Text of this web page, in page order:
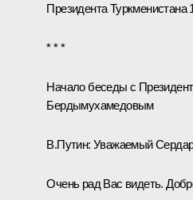
Президента Туркменистана
* * *
Начало беседы с
Бердымухамедовым
В.Путин: Уважаемый
Очень рад Вас видеть.